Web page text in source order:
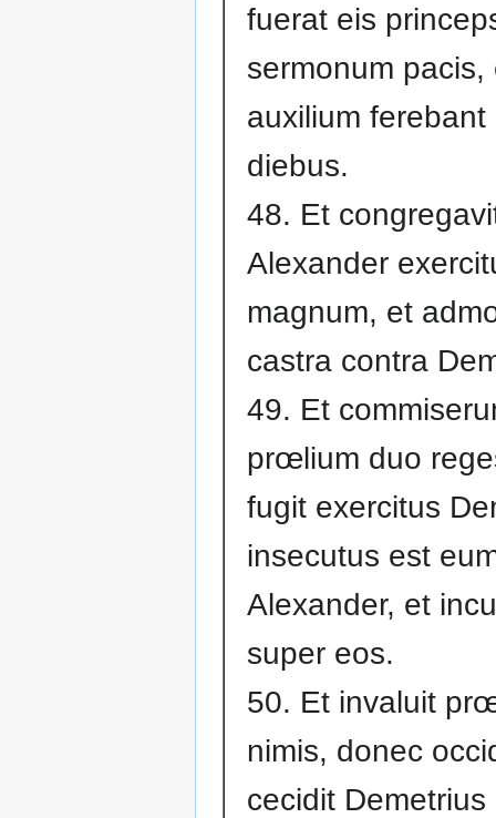
fuerat eis
sermonum pacis,
auxilium ferebant
diebus.
48. Et
Alexander
magnum, et
castra contra
49. Et
prœlium duo
fugit exercitus
insecutus est
Alexander, et
super eos.
50. Et invaluit
nimis, donec
cecidit Demetrius